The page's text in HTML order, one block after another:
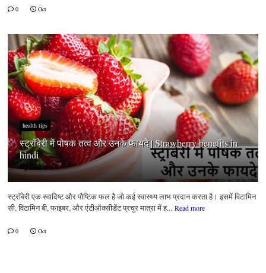
0 Oct
health tips
स्ट्रॉबेरी में पोषक तत्व और उनके फायदे | Strawberry benefits in
hindi
By Unknown
स्ट्रॉबेरी एक स्वादिष्ट और पौष्टिक फल है जो कई स्वास्थ्य लाभ प्रदान करता है। इसमें विटामिन
सी, विटामिन बी, फाइबर, और एंटीऑक्सीडेंट प्रचुर मात्रा में ह... Read more
0 Oct